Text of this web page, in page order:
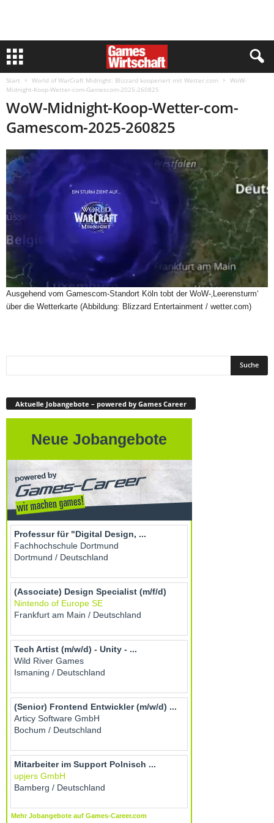
Start World of WarCraft Midnight: Blizzard kooperiert mit Wetter.com
WoW-
Midnight-Koop-Wetter-com-Gamescom-2025-260825
WoW-Midnight-Koop-Wetter-com-
Gamescom-2025-260825
Ausgehend vom Gamescom-Standort Köln tobt der WoW-‚Leerensturm‘
über die Wetterkarte (Abbildung: Blizzard Entertainment / wetter.com)
Aktuelle Jobangebote – powered by Games Career